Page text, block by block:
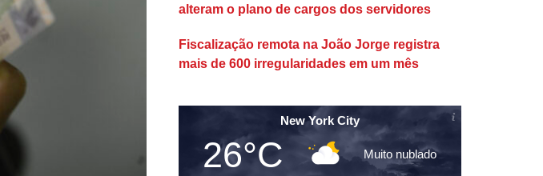
alteram o plano de cargos dos servidores
Fiscalização remota na João Jorge registra
mais de 600 irregularidades em um mês
New York City
26°C Muito nublado